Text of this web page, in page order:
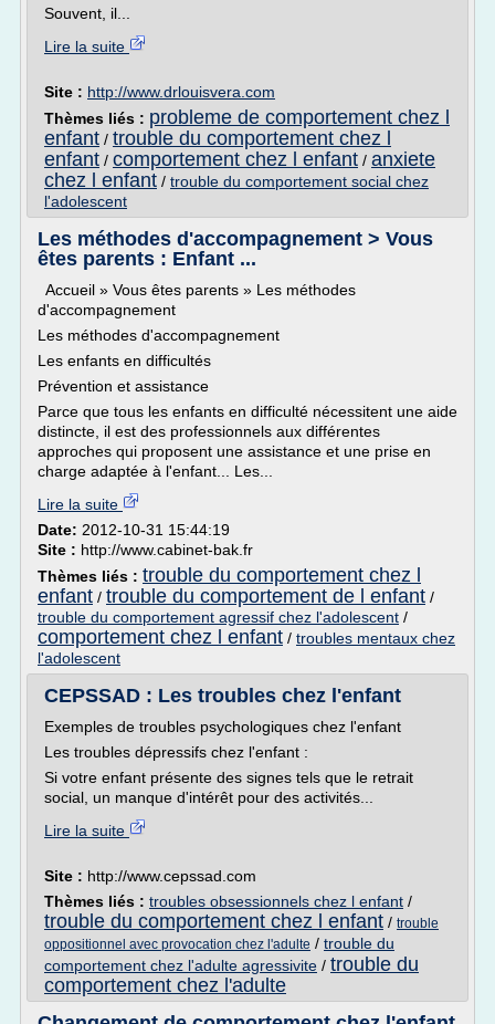
Souvent, il...
Lire la suite
Site : http://www.drlouisvera.com
Thèmes liés : probleme de comportement chez l
enfant / trouble du comportement chez l
enfant / comportement chez l enfant / anxiete
chez l enfant / trouble du comportement social chez
l'adolescent
Les méthodes d'accompagnement > Vous
êtes parents : Enfant ...
Accueil » Vous êtes parents » Les méthodes
d'accompagnement
Les méthodes d'accompagnement
Les enfants en difficultés
Prévention et assistance
Parce que tous les enfants en difficulté nécessitent une aide
distincte, il est des professionnels aux différentes
approches qui proposent une assistance et une prise en
charge adaptée à l'enfant... Les...
Lire la suite
Date: 2012-10-31 15:44:19
Site : http://www.cabinet-bak.fr
Thèmes liés : trouble du comportement chez l
enfant / trouble du comportement de l enfant /
trouble du comportement agressif chez l'adolescent /
comportement chez l enfant / troubles mentaux chez
l'adolescent
CEPSSAD : Les troubles chez l'enfant
Exemples de troubles psychologiques chez l'enfant
Les troubles dépressifs chez l'enfant :
Si votre enfant présente des signes tels que le retrait
social, un manque d'intérêt pour des activités...
Lire la suite
Site : http://www.cepssad.com
Thèmes liés : troubles obsessionnels chez l enfant /
trouble du comportement chez l enfant / trouble
oppositionnel avec provocation chez l'adulte / trouble du
comportement chez l'adulte agressivite / trouble du
comportement chez l'adulte